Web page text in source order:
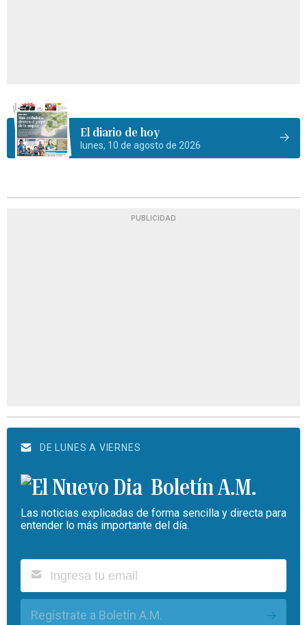
El diario de hoy
lunes, 10 de agosto de 2026
PUBLICIDAD
DE LUNES A VIERNES
Boletín A.M.
Las noticias explicadas de forma sencilla y directa para
entender lo más importante del día.
Regístrate a Boletín A.M.